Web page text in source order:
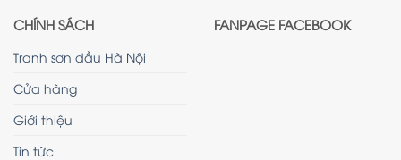
CHÍNH SÁCH
Tranh sơn dầu Hà Nội
Cửa hàng
Giới thiệu
Tin tức
FANPAGE FACEBOOK